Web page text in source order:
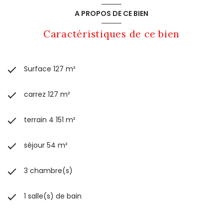
A PROPOS DE CE BIEN
Caractéristiques de ce bien
Surface 127 m²
carrez 127 m²
terrain 4 151 m²
séjour 54 m²
3 chambre(s)
1 salle(s) de bain